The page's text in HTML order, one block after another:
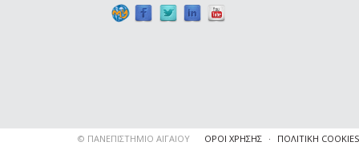
© ΠΑΝΕΠΙΣΤΗΜΙΟ ΑΙΓΑΙΟΥ ΟΡΟΙ ΧΡΗΣΗΣ ΠΟΛΙΤΙΚΗ COOKIES